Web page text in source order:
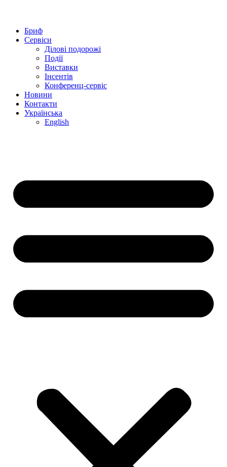
Бриф
Сервіси
Ділові подорожі
Події
Виставки
Інсентів
Конференц-сервіс
Новини
Контакти
Українська
English